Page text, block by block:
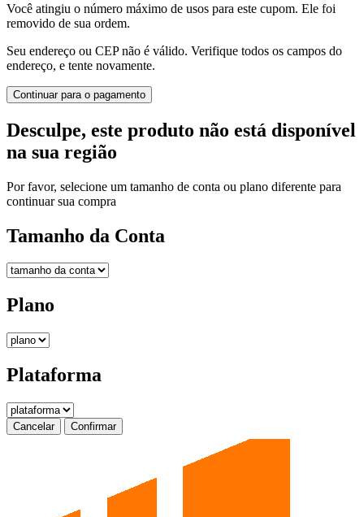
Você atingiu o número máximo de usos para este cupom. Ele foi
removido de sua ordem.
Seu endereço ou CEP não é válido. Verifique todos os campos do
endereço, e tente novamente.
Continuar para o pagamento
Desculpe, este produto não está disponível
na sua região
Por favor, selecione um tamanho de conta ou plano diferente para
continuar sua compra
Tamanho da Conta
Plano
Plataforma
Cancelar Confirmar